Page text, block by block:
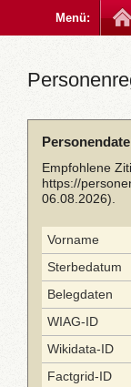
Menü:
Empfohlene
https://
06.08.2026).
Vorname
Sterbedatum
Belegdaten
WIAG-ID
Wikidata-ID
Factgrid-ID